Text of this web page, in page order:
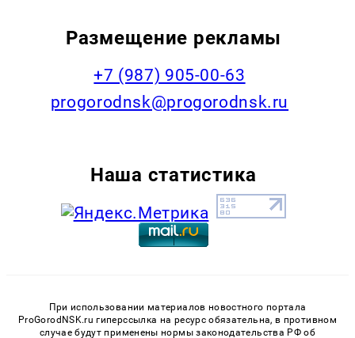
Размещение рекламы
+7 (987) 905-00-63
progorodnsk@progorodnsk.ru
Наша статистика
При использовании материалов новостного портала
ProGorodNSK.ru гиперссылка на ресурс обязательна, в противном
случае будут применены нормы законодательства РФ об